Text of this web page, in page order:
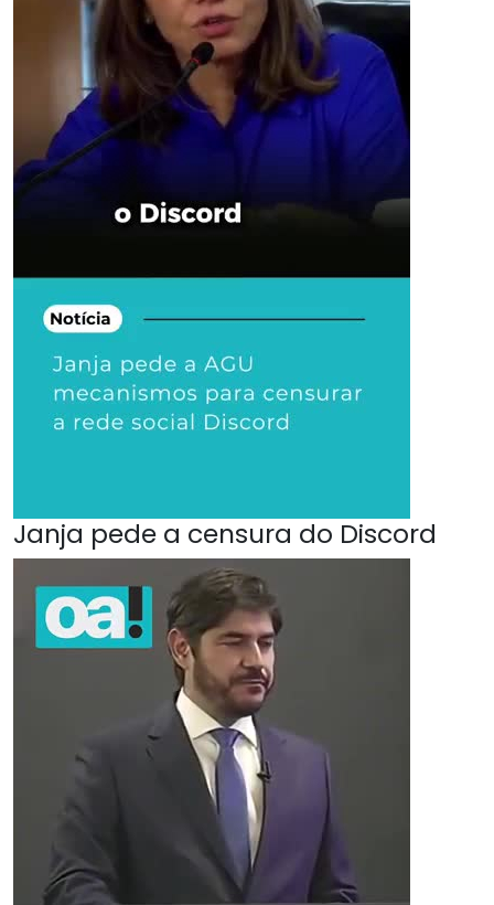
Janja pede a censura do Discord